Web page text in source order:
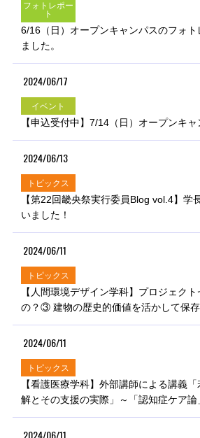
フォトレポー
ト
6/16（日）オープンキャンパスのフォト
ました。
2024/06/17
イベント
【申込受付中】7/14（日）オープンキャ
2024/06/13
トピックス
【第22回畿央祭実行委員Blog vol.4】学
いました！
2024/06/11
トピックス
【人間環境デザイン学科】プロジェク
の？③ 建物の歴史的価値を活かして保
2024/06/11
トピックス
【看護医療学科】外部講師による講義
解とその支援の実際」～「認知症ケア論